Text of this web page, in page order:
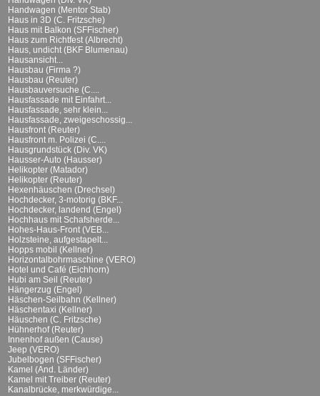
Handwagen (Mentor Stab)
Haus in 3D (C. Fritzsche)
Haus mit Balkon (SFFischer)
Haus zum Richtfest (Albrecht)
Haus, undicht (BKF Blumenau)
Hausansicht...
Hausbau (Firma ?)
Hausbau (Reuter)
Hausbauversuche (C....
Hausfassade mit Einfahrt...
Hausfassade, sehr klein...
Hausfassade, zweigeschossig...
Hausfront (Reuter)
Hausfront m. Polizei (C....
Hausgrundstück (Div. VK)
Hausser-Auto (Hausser)
Helikopter (Matador)
Helikopter (Reuter)
Hexenhäuschen (Drechsel)
Hochdecker, 3-motorig (BKF...
Hochdecker, landend (Engel)
Hochhaus mit Schafsherde...
Hohes-Haus-Front (VEB...
Holzsteine, aufgestapelt...
Hopps mobil (Kellner)
Horizontalbohrmaschine (VERO)
Hotel und Café (Eichhorn)
Hubi am Seil (Reuter)
Hängerzug (Engel)
Häschen-Seilbahn (Kellner)
Häschentaxi (Kellner)
Häuschen (C. Fritzsche)
Hühnerhof (Reuter)
Innenhof außen (Cause)
Jeep (VERO)
Jubelbogen (SFFischer)
Kamel (And. Länder)
Kamel mit Treiber (Reuter)
Kanalbrücke, merkwürdige...